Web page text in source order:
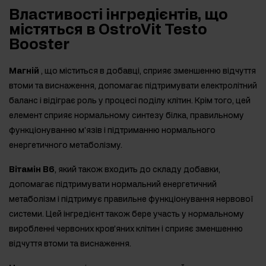
Властивості інгредієнтів, що
містяться в OstroVit Testo
Booster
Магній , що міститься в добавці, сприяє зменшенню відчуття
втоми та виснаження, допомагає підтримувати електролітний
баланс і відіграє роль у процесі поділу клітин. Крім того, цей
елемент сприяє нормальному синтезу білка, правильному
функціонуванню м’язів і підтриманню нормального
енергетичного метаболізму.
Вітамін B6, який також входить до складу добавки,
допомагає підтримувати нормальний енергетичний
метаболізм і підтримує правильне функціонування нервової
системи. Цей інгредієнт також бере участь у нормальному
виробленні червоних кров’яних клітин і сприяє зменшенню
відчуття втоми та виснаження.